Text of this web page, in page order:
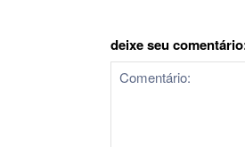
deixe seu